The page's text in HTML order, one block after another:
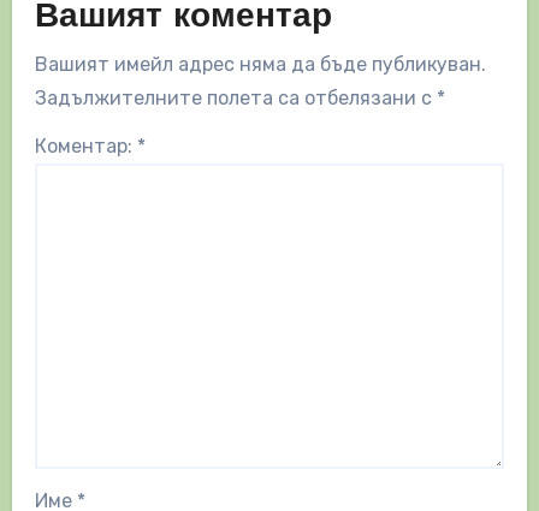
Вашият коментар
Вашият имейл адрес няма да бъде публикуван.
Задължителните полета са отбелязани с *
Коментар: *
Име *